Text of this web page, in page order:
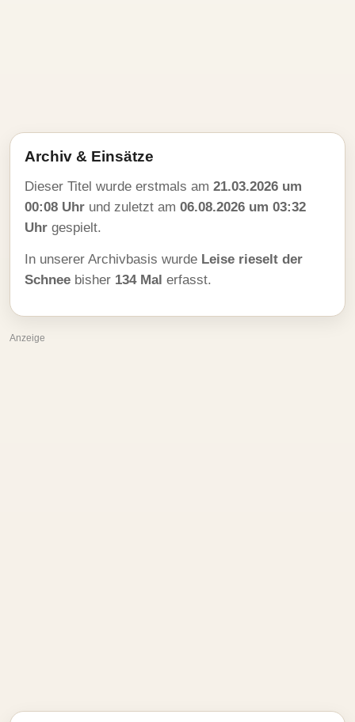
Archiv & Einsätze
Dieser Titel wurde erstmals am 21.03.2026 um
00:08 Uhr und zuletzt am 06.08.2026 um 03:32
Uhr gespielt.
In unserer Archivbasis wurde Leise rieselt der
Schnee bisher 134 Mal erfasst.
Anzeige